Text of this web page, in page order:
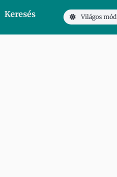
Keresés Világos mód